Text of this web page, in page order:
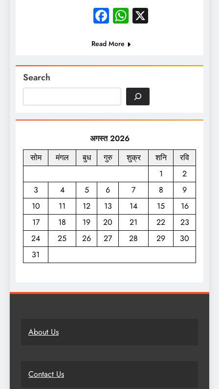
Facebook
WhatsApp
X
Read More
Search
अगस्त 2026
सोम
मंगल बुध गुरु शुक्र शनि
रवि
1
2
3
4 5 6 7 8
9
10
11 12 13 14 15
16
17
18 19 20 21 22
23
24
25 26 27 28 29
30
31
About Us
Contact Us